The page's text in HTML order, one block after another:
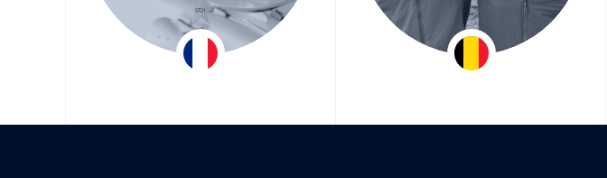
Jean-Marc Géry & Baudouin